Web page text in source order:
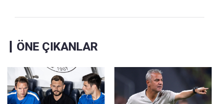
ÖNE ÇIKANLAR